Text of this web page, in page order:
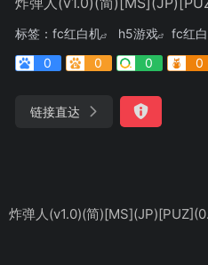
标签： fc红白机 h5游戏 fc红
0
0 0 0
链接直达
炸弹人(v1.0)(简